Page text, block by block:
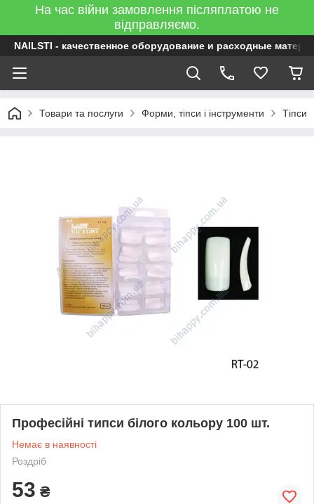
На час війни замовлення післяплатою не
відправляємо.
NAILSTI - качественное оборудование и расходные
Товари та послуги Форми, тіпси і інструменти Тіпси
Професійні типси білого кольору 100 шт.
Немає в наявності
Роздріб
53 ₴